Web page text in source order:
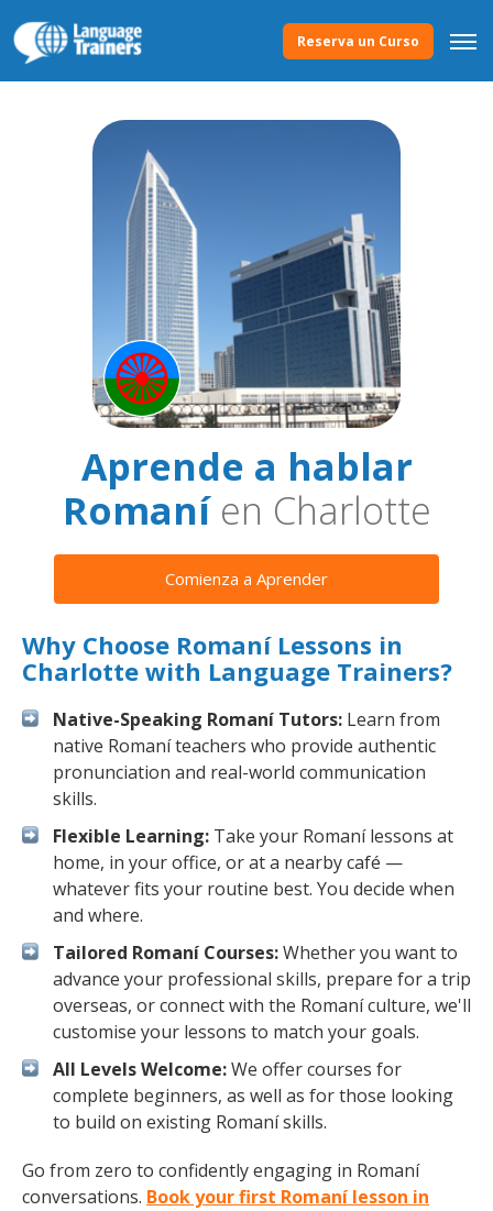
Reserva un Curso
Aprende a hablar
Romaníen Charlotte
Comienza a Aprender
Why Choose Romaní Lessons in
Charlotte with Language Trainers?
Native-Speaking Romaní Tutors: Learn from
native Romaní teachers who provide authentic
pronunciation and real-world communication
skills.
Flexible Learning: Take your Romaní lessons at
home, in your office, or at a nearby café —
whatever fits your routine best. You decide when
and where.
Tailored Romaní Courses:Whether you want to
advance your professional skills, prepare for a trip
overseas, or connect with the Romaní culture, we'll
customise your lessons to match your goals.
All Levels Welcome:We offer courses for
complete beginners, as well as for those looking
to build on existing Romaní skills.
Go from zero to confidently engaging in Romaní
conversations. Book your first Romaní lesson in